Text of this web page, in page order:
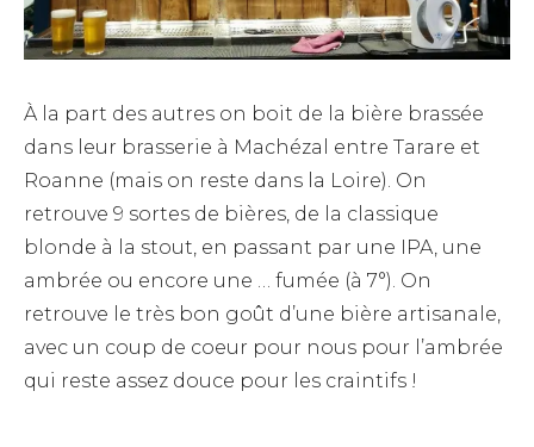
À la part des autres on boit de la bière brassée
dans leur brasserie à Machézal entre Tarare et
Roanne (mais on reste dans la Loire). On
retrouve 9 sortes de bières, de la classique
blonde à la stout, en passant par une IPA, une
ambrée ou encore une … fumée (à 7°). On
retrouve le très bon goût d’une bière artisanale,
avec un coup de coeur pour nous pour l’ambrée
qui reste assez douce pour les craintifs !